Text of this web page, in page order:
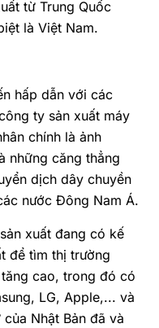
từ Trung Quốc
là Việt Nam.
hấp dẫn với các
ty sản xuất máy
chính là ảnh
những căng thẳng
dịch dây chuyền
nước Đông Nam Á.
xuất đang có kế
để tìm thị trường
cao, trong đó có
LG, Apple,... và
Nhật Bản đã và